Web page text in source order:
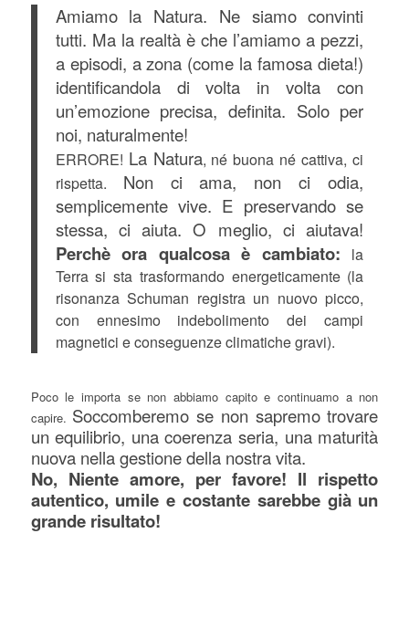
Amiamo la Natura. Ne siamo convinti
tutti. Ma la realtà è che l’amiamo a pezzi,
a episodi, a zona (come la famosa dieta!)
identificandola di volta in volta con
un’emozione precisa, definita. Solo per
noi, naturalmente!
ERRORE! La Natura, né buona né cattiva, ci
rispetta. Non ci ama, non ci odia,
semplicemente vive. E preservando se
stessa, ci aiuta. O meglio, ci aiutava!
Perchè ora qualcosa è cambiato:
la
Terra si sta trasformando energeticamente (la
risonanza Schuman registra un nuovo picco,
con ennesimo indebolimento dei campi
magnetici e conseguenze climatiche gravi).
Poco le importa se non abbiamo capito e continuamo a non
capire. Soccomberemo se non sapremo trovare
un equilibrio, una coerenza seria, una maturità
nuova nella gestione della nostra vita.
No, Niente amore, per favore! Il rispetto
autentico, umile e costante sarebbe già un
grande risultato!